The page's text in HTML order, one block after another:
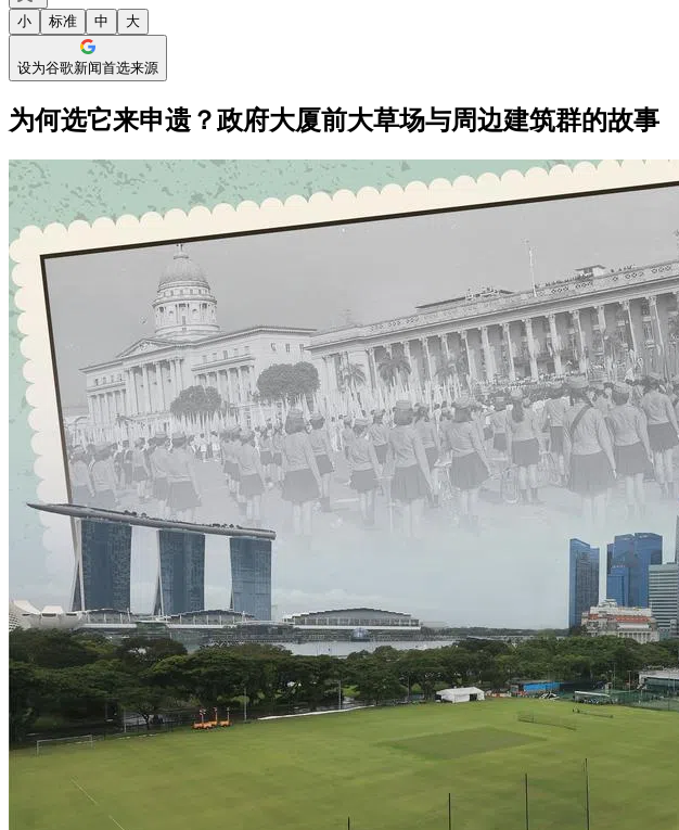
小 标准 中 大
设为谷歌新闻首选来源
为何选它来申遗？政府大厦前大草场与周边建筑群的故事